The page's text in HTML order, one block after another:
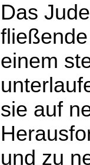
Das
einem
sie auf
und zu